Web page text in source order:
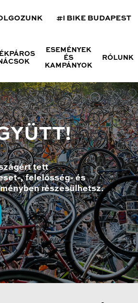
#I BIKE BUDAPEST
ESEMÉNYEK
ÉS
KAMPÁNYOK
RÓLUNK
tett
, felelősség- és
részesülhetsz.